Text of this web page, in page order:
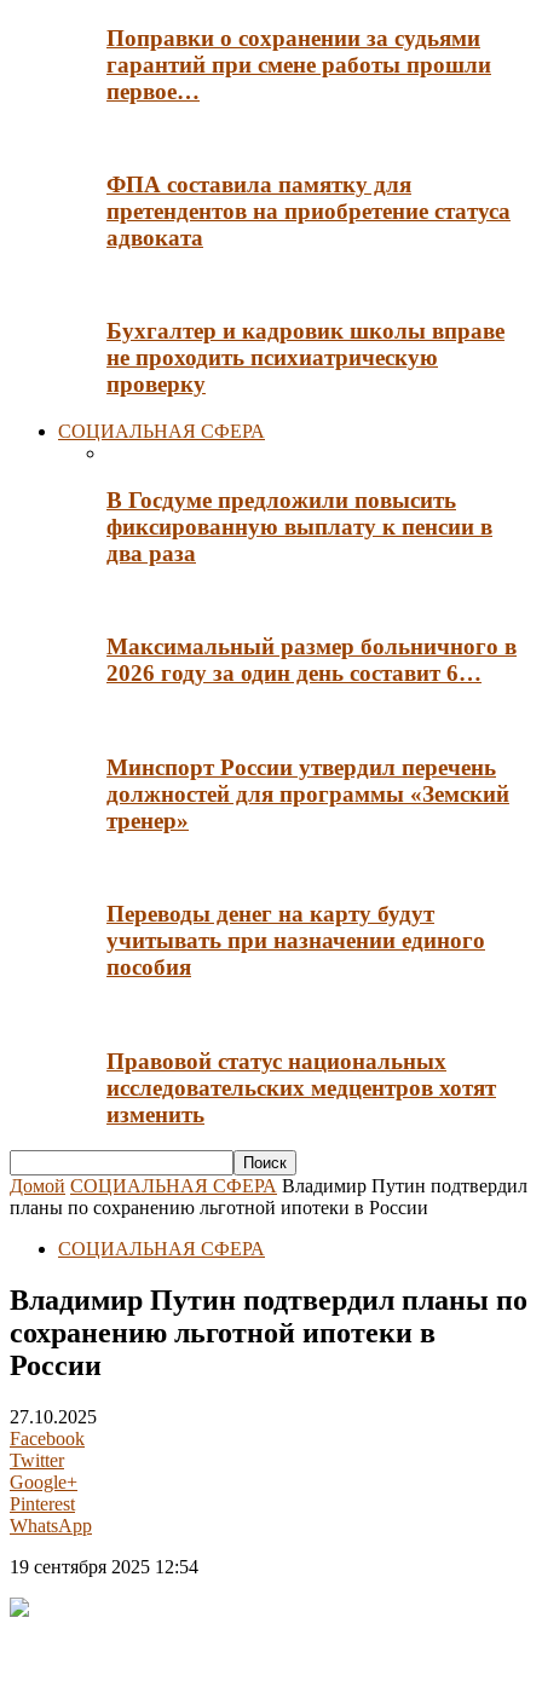
Поправки о сохранении за судьями
гарантий при смене работы прошли
первое…
ФПА составила памятку для
претендентов на приобретение статуса
адвоката
Бухгалтер и кадровик школы вправе
не проходить психиатрическую
проверку
СОЦИАЛЬНАЯ СФЕРА
В Госдуме предложили повысить
фиксированную выплату к пенсии в
два раза
Максимальный размер больничного в
2026 году за один день составит 6…
Минспорт России утвердил перечень
должностей для программы «Земский
тренер»
Переводы денег на карту будут
учитывать при назначении единого
пособия
Правовой статус национальных
исследовательских медцентров хотят
изменить
Домой СОЦИАЛЬНАЯ СФЕРА Владимир Путин подтвердил
планы по сохранению льготной ипотеки в России
СОЦИАЛЬНАЯ СФЕРА
Владимир Путин подтвердил планы по
сохранению льготной ипотеки в
России
27.10.2025
Facebook
Twitter
Google+
Pinterest
WhatsApp
19 сентября 2025 12:54